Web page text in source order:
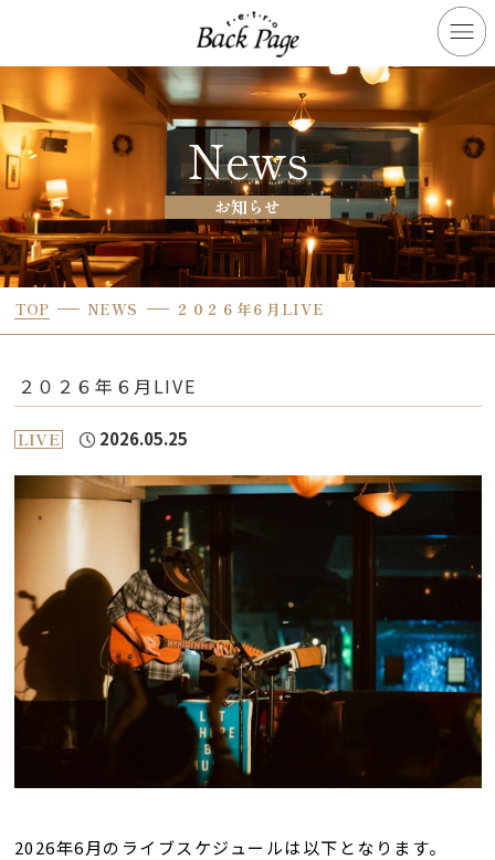
News
お知らせ
TOP NEWS ２０２６年６月LIVE
２０２６年６月LIVE
LIVE 2026.05.25
2026年6月のライブスケジュールは以下となります。